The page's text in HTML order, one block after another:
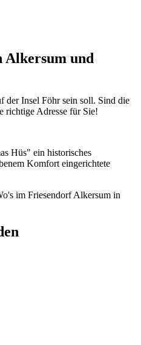
Alkersum und
der Insel Föhr sein soll. Sind die
richtige Adresse für Sie!
Hüs" ein historisches
Komfort eingerichtete
im Friesendorf Alkersum in